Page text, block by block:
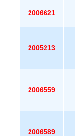
2006621
2005213
2006559
2006589